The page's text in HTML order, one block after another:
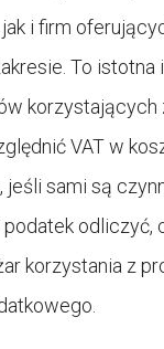
i firm
To istotna
korzystających
VAT w
jeśli sami są
podatek odliczyć,
korzystania z